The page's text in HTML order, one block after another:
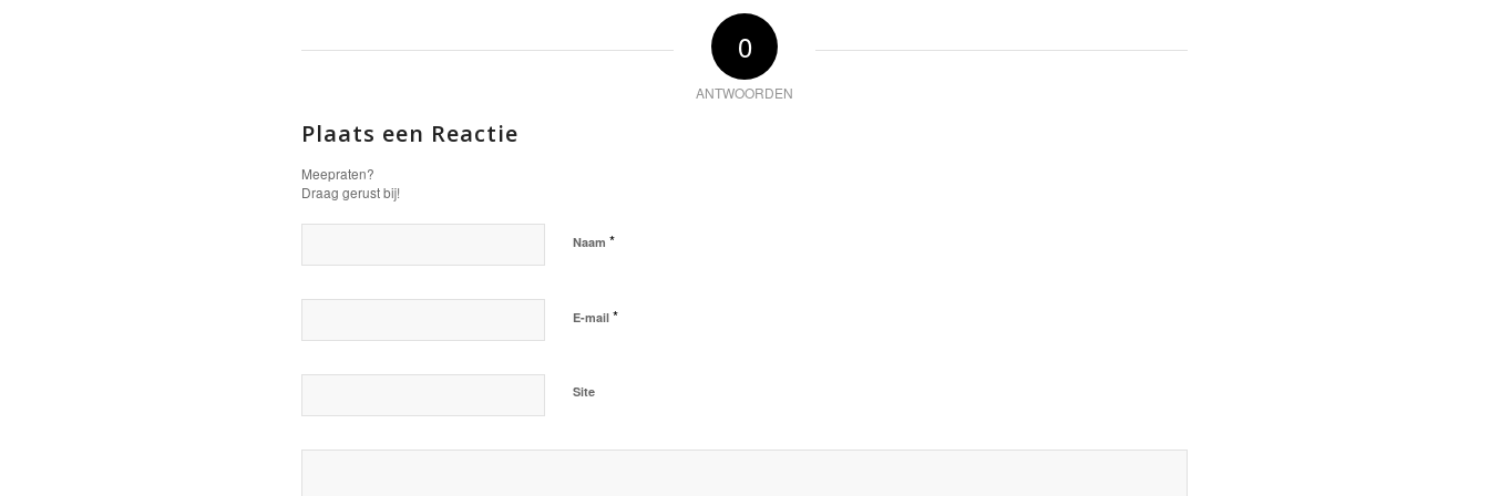
0
ANTWOORDEN
Plaats een Reactie
Meepraten?
Draag gerust bij!
Naam *
E-mail *
Site